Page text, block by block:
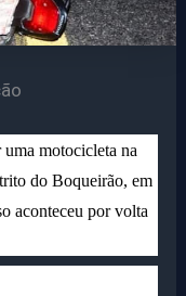
motocicleta na
do Boqueirão, em
aconteceu por volta